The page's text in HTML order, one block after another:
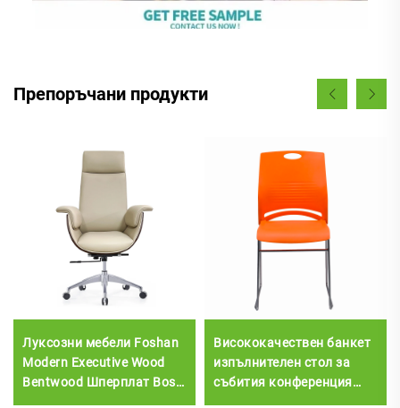
Препоръчани продукти
Луксозни мебели Foshan
Modern Executive Wood
Bentwood Шперплат Boss
Висококачествен банкет
изпълнителен стол за
събития конференция